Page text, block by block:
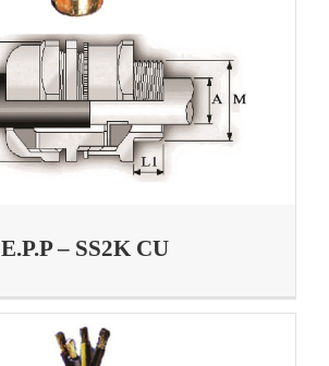
E.P.P – SS2K CU